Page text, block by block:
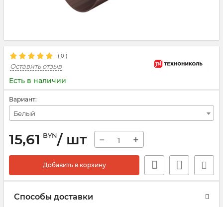
( 0 )
Оставить отзыв
Есть в наличии
Вариант:
Белый
15,61 BYN/ шт − +
Добавить в корзину
Способы доставки